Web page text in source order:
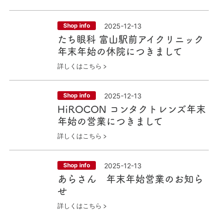
Shop info 2025-12-13
たち眼科 富山駅前アイクリニック
年末年始の休院につきまして
詳しくはこちら
Shop info 2025-12-13
HiROCON コンタクトレンズ年末
年始の営業につきまして
詳しくはこちら
Shop info 2025-12-13
あらさん 年末年始営業のお知ら
せ
詳しくはこちら